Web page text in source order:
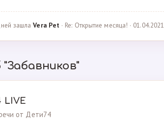
зашлаVera Pet · Re: Открытие месяца! · 01.04.2021
"Забавников"
LIVE
от Дети74